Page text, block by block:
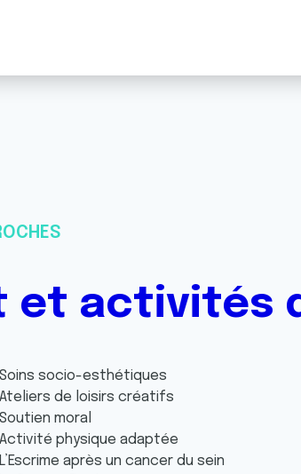
et activités
Soins socio-esthétiques
Ateliers de loisirs créatifs
Soutien moral
Activité physique adaptée
L’Escrime après un cancer du sein